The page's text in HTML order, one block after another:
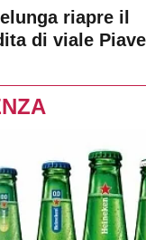
riapre il
di viale Piave